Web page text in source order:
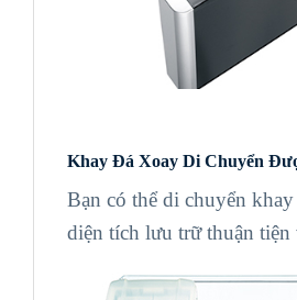
Khay Đá Xoay Di Chuyển
Bạn có thể di chuyển
diện tích lưu trữ thuận tiện